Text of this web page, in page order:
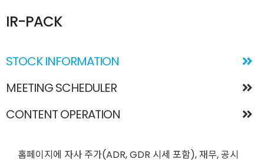
IR-PACK
STOCK INFORMATION
MEETING SCHEDULER
CONTENT OPERATION
홈페이지에 자사 주가(ADR, GDR 시세 포함), 재무, 공시